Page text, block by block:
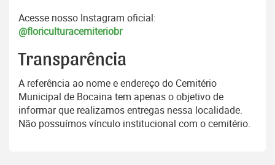
Acesse nosso Instagram oficial:
@floriculturacemiteriobr
Transparência
A referência ao nome e endereço do Cemitério
Municipal de Bocaina tem apenas o objetivo de
informar que realizamos entregas nessa localidade.
Não possuímos vínculo institucional com o cemitério.